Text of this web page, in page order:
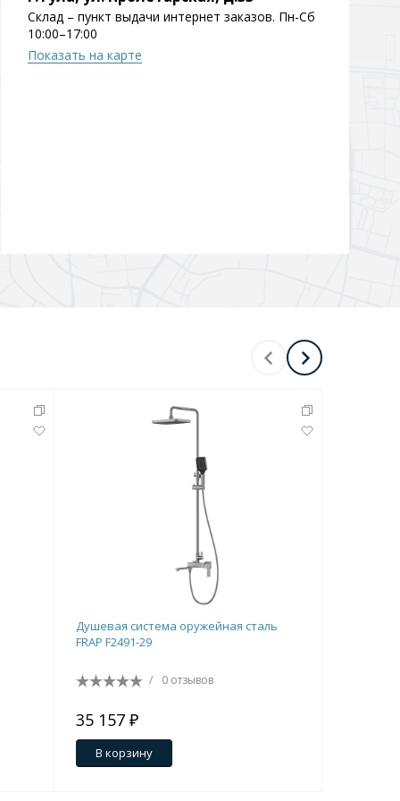
Перейти в раздел
Склад – пункт выдачи интернет заказов. Пн-Сб
10:00–17:00
Показать на карте
Душевая система оружейная сталь
FRAP F2491-29
/ 0 отзывов
35 157 ₽
В корзину